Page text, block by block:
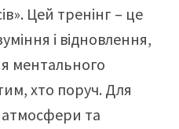
Цей тренінг – це
і відновлення,
ментального
хто поруч. Для
та